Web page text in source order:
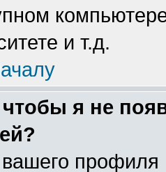
и т.д.
чтобы я не
вашего